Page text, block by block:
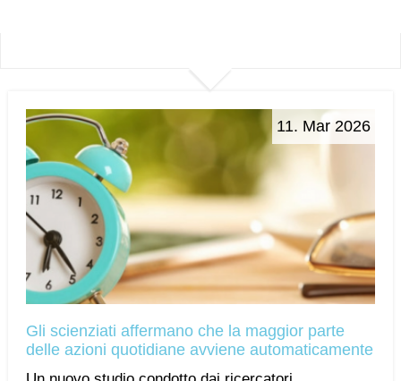
11. Mar 2026
Gli scienziati affermano che la maggior parte
delle azioni quotidiane avviene automaticamente